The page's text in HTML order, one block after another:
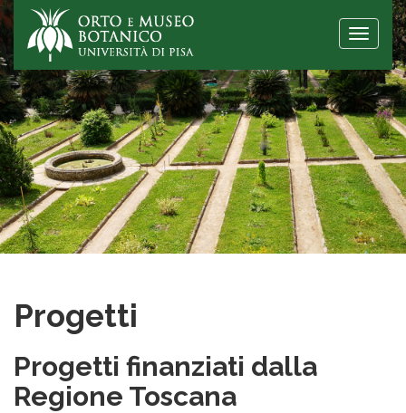
Toggle
Progetti
Progetti finanziati dalla
Regione Toscana